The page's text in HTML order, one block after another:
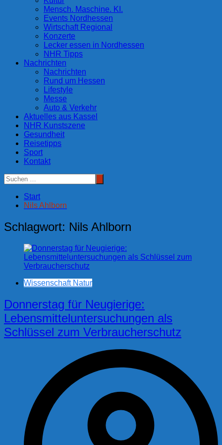
Mensch. Maschine. KI.
Events Nordhessen
Wirtschaft Regional
Konzerte
Lecker essen in Nordhessen
NHR Tipps
Nachrichten
Nachrichten
Rund um Hessen
Lifestyle
Messe
Auto & Verkehr
Aktuelles aus Kassel
NHR Kunstszene
Gesundheit
Reisetipps
Sport
Kontakt
Start
Nils Ahlborn
Schlagwort: Nils Ahlborn
Wissenschaft Natur
Donnerstag für Neugierige:
Lebensmitteluntersuchungen als
Schlüssel zum Verbraucherschutz